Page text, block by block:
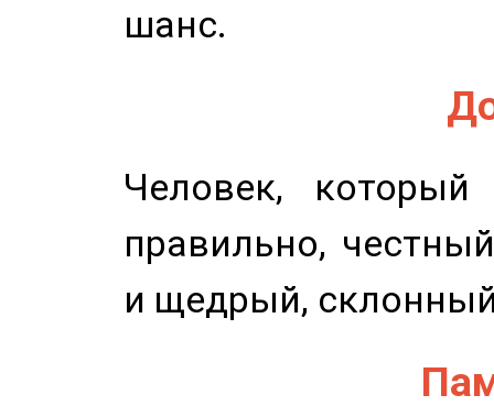
шанс.
Человек,
правильно,
и щедрый,